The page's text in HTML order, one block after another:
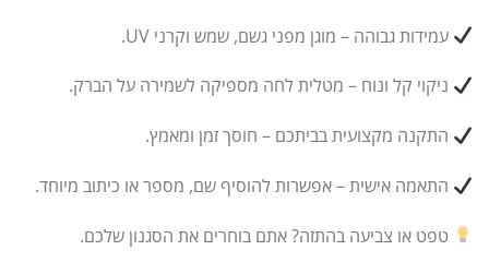
עמידות גבוהה – מוגן מפני גשם, שמש וקרני UV.
ניקוי קל ונוח – מטלית לחה מספיקה לשמירה על הברק.
התקנה מקצועית בביתכם – חוסך זמן ומאמץ.
התאמה אישית – אפשרות להוסיף שם, מספר או כיתוב מיוחד.
טפט או צביעה בהתזה? אתם בוחרים את הסגנון שלכם.